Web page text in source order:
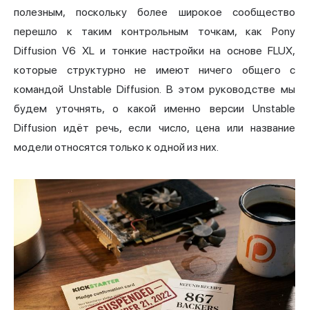
полезным, поскольку более широкое сообщество
перешло к таким контрольным точкам, как Pony
Diffusion V6 XL и тонкие настройки на основе FLUX,
которые структурно не имеют ничего общего с
командой Unstable Diffusion. В этом руководстве мы
будем уточнять, о какой именно версии Unstable
Diffusion идёт речь, если число, цена или название
модели относятся только к одной из них.